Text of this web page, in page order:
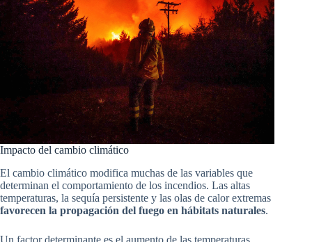
Impacto del cambio climático
El cambio climático modifica muchas de las variables que
determinan el comportamiento de los incendios. Las altas
temperaturas, la sequía persistente y las olas de calor extremas
favorecen la propagación del fuego en hábitats naturales.
Un factor determinante es el aumento de las temperaturas